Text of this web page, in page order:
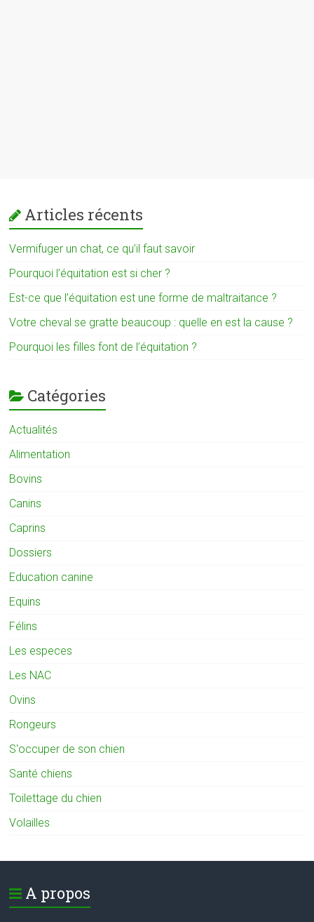
Articles récents
Vermifuger un chat, ce qu’il faut savoir
Pourquoi l’équitation est si cher ?
Est-ce que l’équitation est une forme de maltraitance ?
Votre cheval se gratte beaucoup : quelle en est la cause ?
Pourquoi les filles font de l’équitation ?
Catégories
Actualités
Alimentation
Bovins
Canins
Caprins
Dossiers
Education canine
Equins
Félins
Les especes
Les NAC
Ovins
Rongeurs
S'occuper de son chien
Santé chiens
Toilettage du chien
Volailles
A propos